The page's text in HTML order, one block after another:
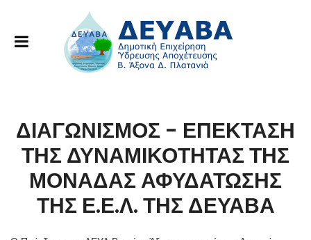
ΔΙΑΓΩΝΙΣΜΟΣ - ΕΠΕΚΤΑΣΗ
ΤΗΣ ΔΥΝΑΜΙΚΟΤΗΤΑΣ ΤΗΣ
ΜΟΝΑΔΑΣ ΑΦΥΔΑΤΩΣΗΣ
ΤΗΣ Ε.Ε.Λ. ΤΗΣ ΔΕΥΑΒΑ